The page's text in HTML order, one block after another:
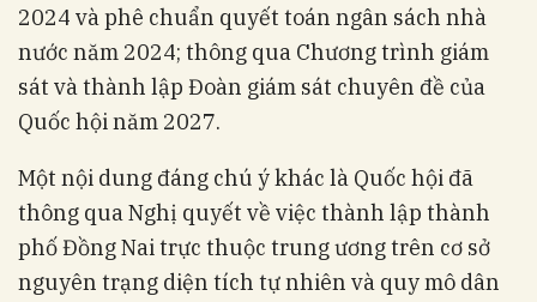
2024 và phê chuẩn quyết toán ngân sách nhà
nước năm 2024; thông qua Chương trình giám
sát và thành lập Đoàn giám sát chuyên đề của
Quốc hội năm 2027.
Một nội dung đáng chú ý khác là Quốc hội đã
thông qua Nghị quyết về việc thành lập thành
phố Đồng Nai trực thuộc trung ương trên cơ sở
nguyên trạng diện tích tự nhiên và quy mô dân